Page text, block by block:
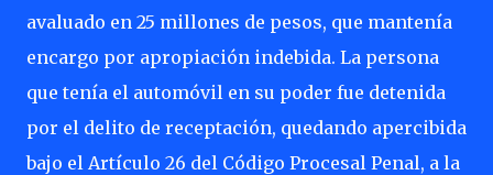
avaluado en 25 millones de pesos, que mantenía
encargo por apropiación indebida. La persona
que tenía el automóvil en su poder fue detenida
por el delito de receptación, quedando apercibida
bajo el Artículo 26 del Código Procesal Penal, a la